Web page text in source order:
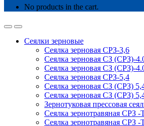
No products in the cart.
Сеялки зерновые
Сеялка зерновая СРЗ-3,6
Сеялка зерновая СЗ (СРЗ)-
Сеялка зерновая СЗ (СРЗ)-
Сеялка зерновая СРЗ-5,4
Сеялка зерновая СЗ (СРЗ)
Сеялка зерновая СЗ (СРЗ)
Зернотуковая прессовая
Сеялка зернотравяная СРЗ -
Сеялка зернотравяная СРЗ -